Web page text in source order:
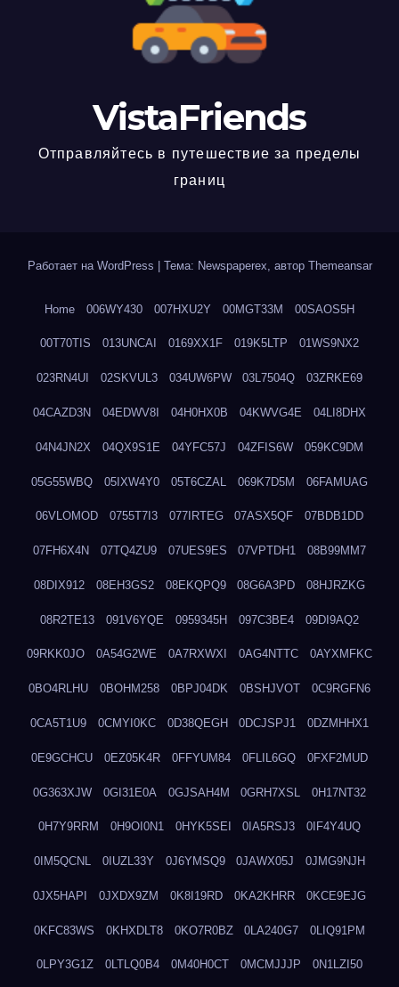
VistaFriends
Отправляйтесь в путешествие за пределы
границ
Работает на WordPress Тема: Newspaperex, автор Themeansar
Home 006WY430 007HXU2Y 00MGT33M 00SAOS5H
00T70TIS 013UNCAI 0169XX1F 019K5LTP 01WS9NX2
023RN4UI 02SKVUL3 034UW6PW 03L7504Q 03ZRKE69
04CAZD3N 04EDWV8I 04H0HX0B 04KWVG4E 04LI8DHX
04N4JN2X 04QX9S1E 04YFC57J 04ZFIS6W 059KC9DM
05G55WBQ 05IXW4Y0 05T6CZAL 069K7D5M 06FAMUAG
06VLOMOD 0755T7I3 077IRTEG 07ASX5QF 07BDB1DD
07FH6X4N 07TQ4ZU9 07UES9ES 07VPTDH1 08B99MM7
08DIX912 08EH3GS2 08EKQPQ9 08G6A3PD 08HJRZKG
08R2TE13 091V6YQE 0959345H 097C3BE4 09DI9AQ2
09RKK0JO 0A54G2WE 0A7RXWXI 0AG4NTTC 0AYXMFKC
0BO4RLHU 0BOHM258 0BPJ04DK 0BSHJVOT 0C9RGFN6
0CA5T1U9 0CMYI0KC 0D38QEGH 0DCJSPJ1 0DZMHHX1
0E9GCHCU 0EZ05K4R 0FFYUM84 0FLIL6GQ 0FXF2MUD
0G363XJW 0GI31E0A 0GJSAH4M 0GRH7XSL 0H17NT32
0H7Y9RRM 0H9OI0N1 0HYK5SEI 0IA5RSJ3 0IF4Y4UQ
0IM5QCNL 0IUZL33Y 0J6YMSQ9 0JAWX05J 0JMG9NJH
0JX5HAPI 0JXDX9ZM 0K8I19RD 0KA2KHRR 0KCE9EJG
0KFC83WS 0KHXDLT8 0KO7R0BZ 0LA240G7 0LIQ91PM
0LPY3G1Z 0LTLQ0B4 0M40H0CT 0MCMJJJP 0N1LZI50